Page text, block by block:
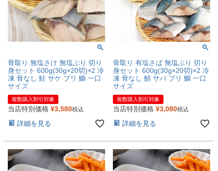
骨取り 無塩さけ 無塩ぶり 切り
身セット 600g(30g×20切)×2 冷
凍 骨なし 鮭 サケ ブリ 鰤 一口
サイズ
複数購入割引対象
当店特別価格 ¥3,580税込
詳細を見る
骨取り 有塩さば 無塩ぶり 切り
身セット 600g(30g×20切)×2 冷
凍 骨なし 鯖 サバ ブリ 鰤 一口
サイズ
複数購入割引対象
当店特別価格 ¥3,080税込
詳細を見る